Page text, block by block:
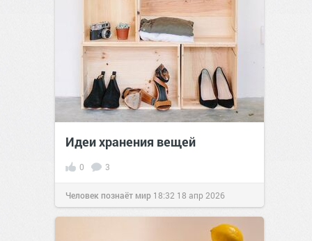
Идеи хранения вещей
0 3
Человек познаёт мир 18:32 18 апр 2026